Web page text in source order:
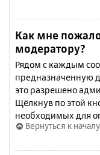
Как мне
модератору?
Рядом с каждым
предназначенную
это разрешено
Щёлкнув по этой
необходимых для
Вернуться к началу